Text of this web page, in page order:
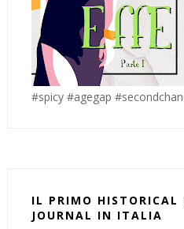
#spicy #agegap
IL PRIMO HISTORICAL
JOURNAL IN ITALIA